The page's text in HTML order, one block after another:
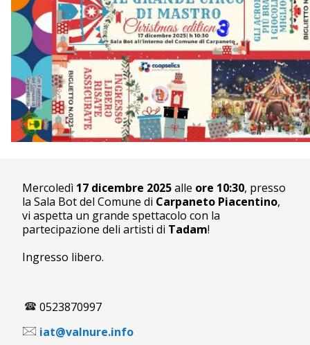
Mercoledì 17 dicembre 2025alle ore 10:30, presso
la Sala Bot del Comune di Carpaneto Piacentino,
vi aspetta un grande spettacolo con la
partecipazione deli artisti di Tadam!
Ingresso libero.
0523870997
iat@valnure.info